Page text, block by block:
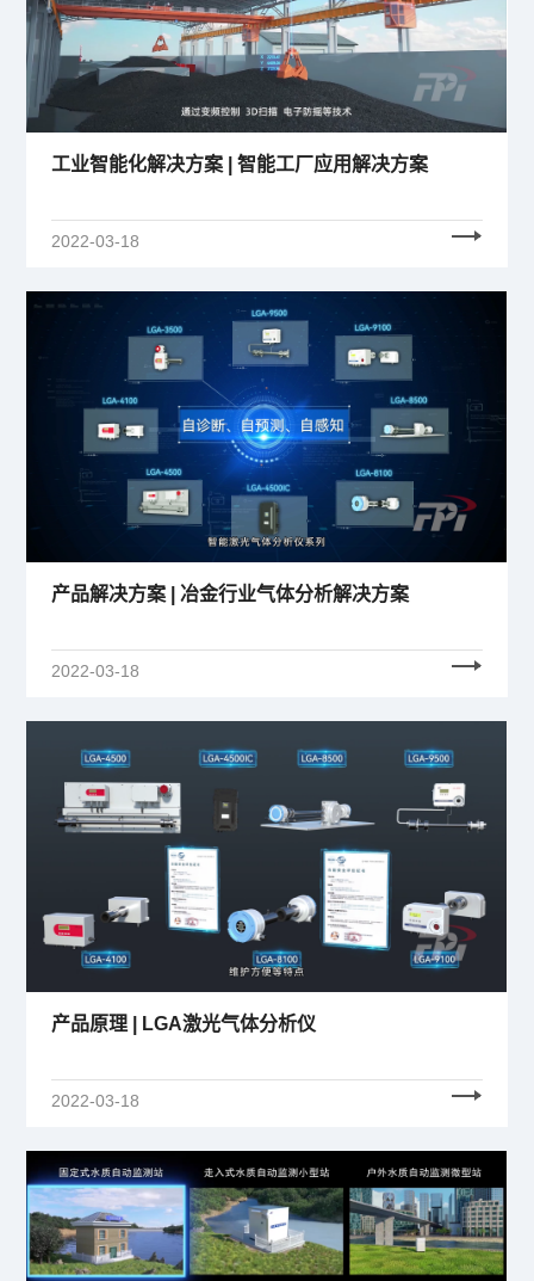
工业智能化解决方案 | 智能工厂应用解决方案
2022-03-18
产品解决方案 | 冶金行业气体分析解决方案
2022-03-18
产品原理 | LGA激光气体分析仪
2022-03-18